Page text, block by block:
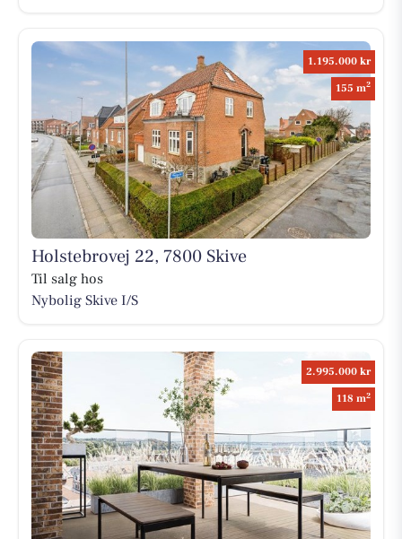
1.195.000 kr
155 m2
Holstebrovej 22, 7800 Skive
Til salg hos
Nybolig Skive I/S
2.995.000 kr
118 m2